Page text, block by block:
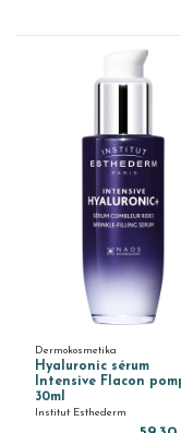
Dermokosmetika
Hyaluronic sérum
Intensive Flacon
30ml
Institut Esthederm